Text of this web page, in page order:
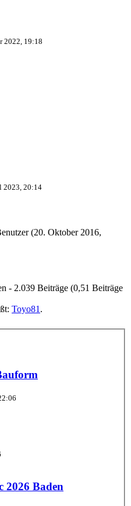
2022, 19:18
2023, 20:14
(20. Oktober 2016,
- 2.039 Beiträge (0,51 Beiträge
Toyo81 .
2026 Baden